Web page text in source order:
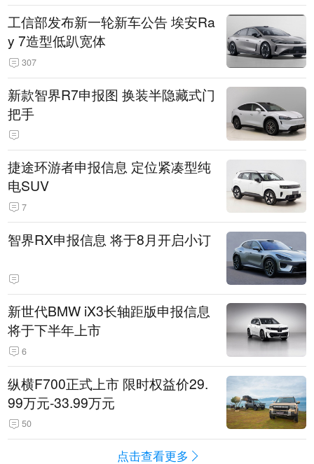
工信部发布新一轮新车公告 埃安Ra
y 7造型低趴宽体
307
新款智界R7申报图 换装半隐藏式门
把手
捷途环游者申报信息 定位紧凑型纯
电SUV
7
智界RX申报信息 将于8月开启小订
新世代BMW iX3长轴距版申报信息
将于下半年上市
6
纵横F700正式上市 限时权益价29.
99万元-33.99万元
50
点击查看更多